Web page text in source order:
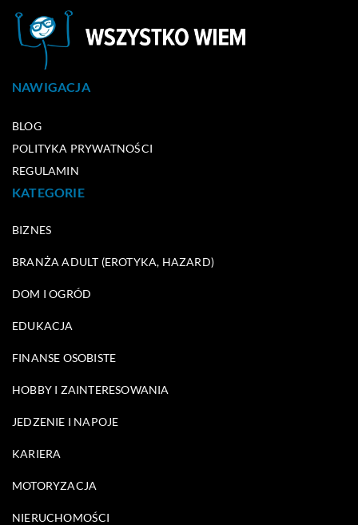
NAWIGACJA
BLOG
POLITYKA PRYWATNOŚCI
REGULAMIN
KATEGORIE
BIZNES
BRANŻA ADULT (EROTYKA, HAZARD)
DOM I OGRÓD
EDUKACJA
FINANSE OSOBISTE
HOBBY I ZAINTERESOWANIA
JEDZENIE I NAPOJE
KARIERA
MOTORYZACJA
NIERUCHOMOŚCI